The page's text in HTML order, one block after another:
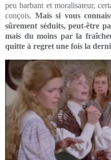
peu barbant et moralisateur,
conçois.Mais si vous
sûrement séduits, peut-être
mais du moins par la
quitte à regret une fois la